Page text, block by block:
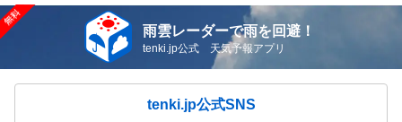
雨雲レーダーで雨を回避！
tenki.jp公式 天気予報アプリ
tenki.jp公式SNS